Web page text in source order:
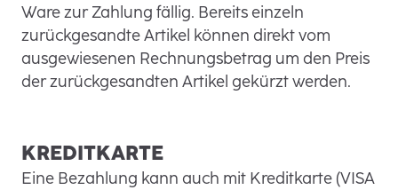
Ware zur Zahlung fällig. Bereits einzeln
zurückgesandte Artikel können direkt vom
ausgewiesenen Rechnungsbetrag um den Preis
der zurückgesandten Artikel gekürzt werden.
KREDITKARTE
Eine Bezahlung kann auch mit Kreditkarte (VISA